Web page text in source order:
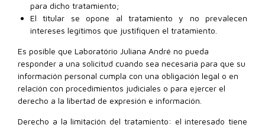
para dicho tratamiento;
El titular se opone al tratamiento y no prevalecen
intereses legítimos que justifiquen el tratamiento.
Es posible que Laboratório Juliana André no pueda
responder a una solicitud cuando sea necesaria para que su
información personal cumpla con una obligación legal o en
relación con procedimientos judiciales o para ejercer el
derecho a la libertad de expresión e información.
Derecho a la limitación del tratamiento: el interesado tiene